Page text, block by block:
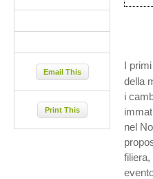
I
della
i
nel
filiera,
Email This
Print This